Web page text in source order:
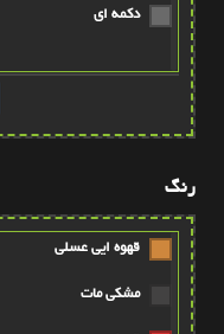
دکمه ای
رنگ
قهوه ايي عسلي
مشکي مات